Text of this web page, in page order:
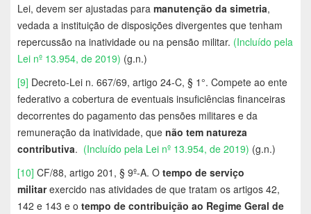
Lei, devem ser ajustadas para manutenção da simetria,
vedada a instituição de disposições divergentes que tenham
repercussão na inatividade ou na pensão militar. (Incluído pela
Lei nº 13.954, de 2019) (g.n.)
[9] Decreto-Lei n. 667/69, artigo 24-C, § 1°. Compete ao ente
federativo a cobertura de eventuais insuficiências financeiras
decorrentes do pagamento das pensões militares e da
remuneração da inatividade, que não tem natureza
contributiva. (Incluído pela Lei nº 13.954, de 2019) (g.n.)
[10] CF/88, artigo 201, § 9º-A. O tempo de serviço
militarexercido nas atividades de que tratam os artigos 42,
142 e 143 e o tempo de contribuição ao Regime Geral de